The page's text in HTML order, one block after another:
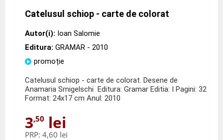
Catelusul schiop - carte de colorat
Autor(i): Ioan Salomie
Editura: GRAMAR - 2010
promoție
Catelusul schiop - carte de colorat. Desene de
Anamaria Smigelschi Editura: Gramar Editia: I Pagini: 32
Format: 24x17 cm Anul: 2010
3,50 lei
PRP: 4,60 lei